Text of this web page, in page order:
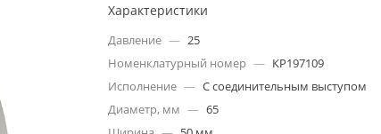
Характеристики
Давление — 25
Номенклатурный номер — КР197109
Исполнение — С соединительным выступом
Диаметр, мм — 65